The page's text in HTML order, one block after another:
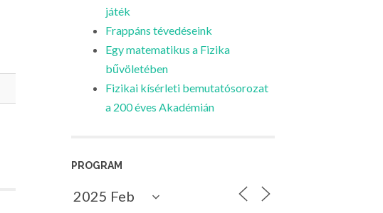
játék
Frappáns tévedéseink
Egy matematikus a Fizika
bűvöletében
Fizikai kísérleti bemutatósorozat
a 200 éves Akadémián
PROGRAM